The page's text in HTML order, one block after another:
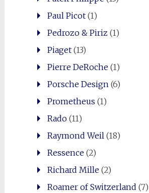
Paul Picot(1)
Pedrozo & Piriz (1)
Piaget(13)
Pierre DeRoche(1)
Porsche Design(6)
Prometheus (1)
Rado(11)
Raymond Weil(18)
Ressence(2)
Richard Mille(2)
Roamer of Switzerland (7)